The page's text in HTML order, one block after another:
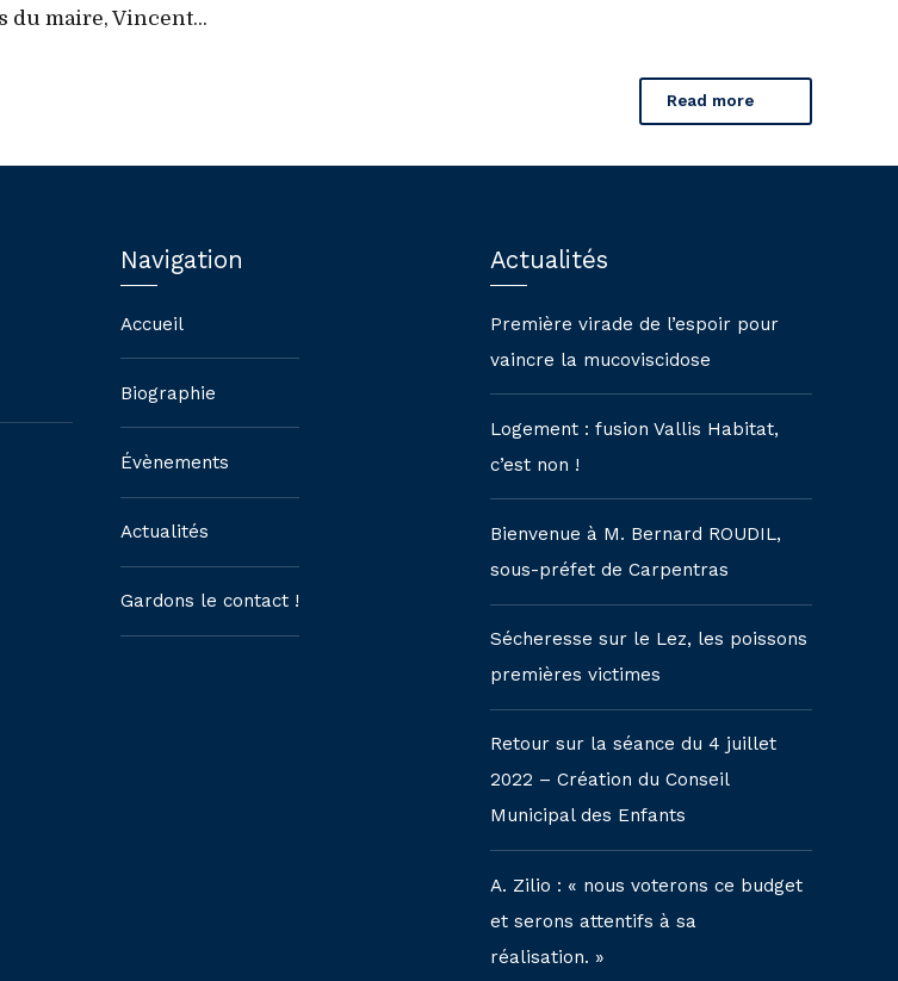
du maire, Vincent...
Read more
Navigation
Accueil
Biographie
Évènements
Actualités
Gardons le contact !
Actualités
Première virade de l’espoir pour
vaincre la mucoviscidose
Logement : fusion Vallis Habitat,
c’est non !
Bienvenue à M. Bernard ROUDIL,
sous-préfet de Carpentras
Sécheresse sur le Lez, les poissons
premières victimes
Retour sur la séance du 4 juillet
2022 – Création du Conseil
Municipal des Enfants
A. Zilio : « nous voterons ce budget
et serons attentifs à sa
réalisation. »